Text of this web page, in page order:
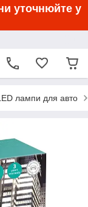
уточнюйте у
лампи для авто